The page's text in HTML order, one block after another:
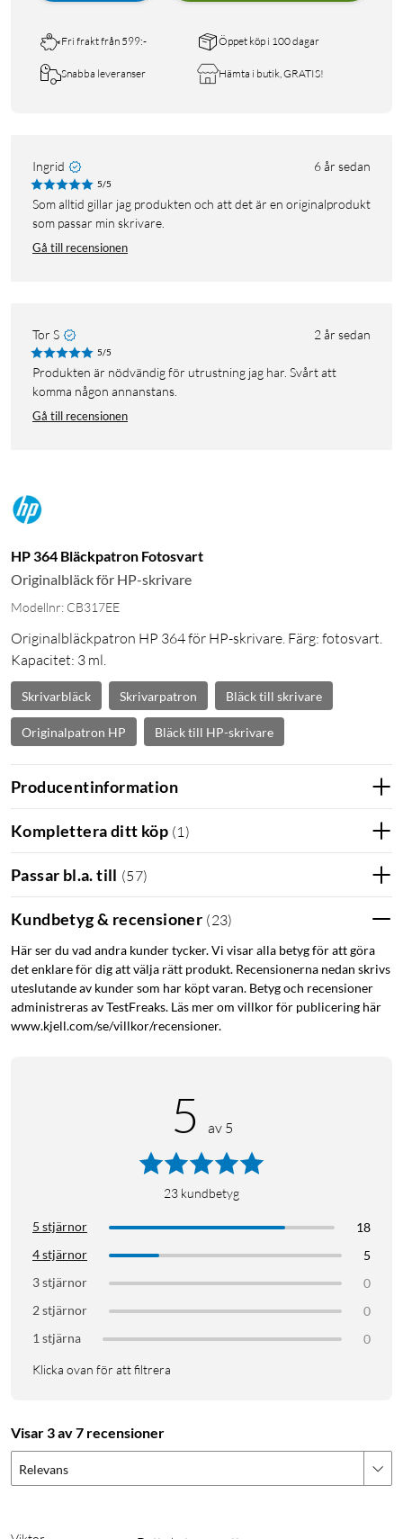
Fri frakt från 599:- Öppet köp i 100 dagar
Snabba leveranser Hämta i butik, GRATIS!
Ingrid 6 år sedan
5/5
Som alltid gillar jag produkten och att det är en originalprodukt
som passar min skrivare.
Gå till recensionen
Tor S 2 år sedan
5/5
Produkten är nödvändig för utrustning jag har. Svårt att
komma någon annanstans.
Gå till recensionen
HP 364 Bläckpatron Fotosvart
Originalbläck för HP-skrivare
Modellnr: CB317EE
Originalbläckpatron HP 364 för HP-skrivare. Färg: fotosvart.
Kapacitet: 3 ml.
Skrivarbläck Skrivarpatron Bläck till skrivare
Originalpatron HP Bläck till HP-skrivare
Producentinformation
Komplettera ditt köp (1 )
Passar bl.a. till (57)
Kundbetyg & recensioner (23)
Här ser du vad andra kunder tycker. Vi visar alla betyg för att göra
det enklare för dig att välja rätt produkt. Recensionerna nedan skrivs
uteslutande av kunder som har köpt varan. Betyg och recensioner
administreras av TestFreaks. Läs mer om villkor för publicering här
www.kjell.com/se/villkor/recensioner.
5 av 5
23 kundbetyg
5 stjärnor
18
4 stjärnor
5
3 stjärnor
0
2 stjärnor
0
1 stjärna
0
Klicka ovan för att filtrera
Visar 3 av 7 recensioner
Relevans